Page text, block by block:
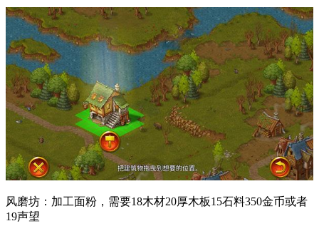
风磨坊：加工面粉，需要18木材20厚木板15石料350金币或者
19声望